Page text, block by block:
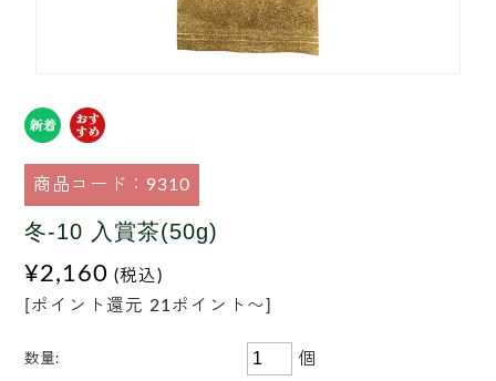
商品コード：9310
冬-10 入賞茶(50g)
¥2,160 (税込)
[ポイント還元 21ポイント〜]
数量: 個